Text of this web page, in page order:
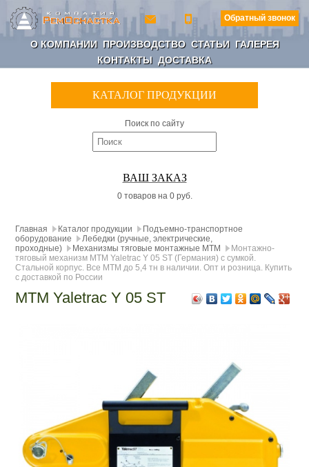
Обратный звонок
О КОМПАНИИ ПРОИЗВОДСТВО СТАТЬИ ГАЛЕРЕЯ
КОНТАКТЫ ДОСТАВКА
КАТАЛОГ ПРОДУКЦИИ
Поиск по сайту
ВАШ ЗАКАЗ
0 товаров на 0 руб.
Главная Каталог продукции
Подъемно-транспортное
оборудование
Лебедки (ручные, электрические,
проходные)
Механизмы тяговые монтажные МТМ
Монтажно-
тяговый механизм МТМ Yaletrac Y 05 ST (Германия) с сумкой.
Стальной корпус. Все МТМ до 5,4 тн в наличии. Опт и розница. Купить
с доставкой по России
МТМ Yaletrac Y 05 ST